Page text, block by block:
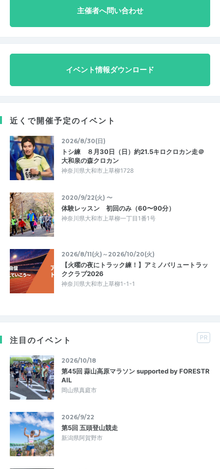
主催者へ問い合わせ
イベント情報ダウンロード
近くで開催予定のイベント
2026/8/30(日)
トシ練 ８月30日（日）約21.5キロクロカン走＠
大和泉の森クロカン
神奈川県大和市上草柳1728
2020/9/22(火) 〜
体験レッスン 初回のみ（60〜90分）
神奈川県大和市上草柳一丁目1番1号
2026/8/11(火)～2026/10/20(火)
【火曜の夜にトラック練！】アミノバリュートラッ
ククラブ2026
神奈川県大和市上草柳1-1-1
注目のイベント PR
2026/10/18
第45回 蒜山高原マラソン supported by FORESTR
AIL
岡山県真庭市
2026/9/22
第5回 五頭登山競走
新潟県阿賀野市